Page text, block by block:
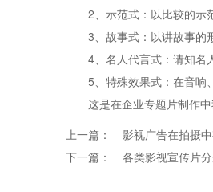
2、示范式：以比较的示
3、故事式：以讲故事的
4、名人代言式：请知名人
5、特殊效果式：在音响、
这是在企业专题片制作中
上一篇：
影视广告在拍摄
下一篇：
各类影视宣传片